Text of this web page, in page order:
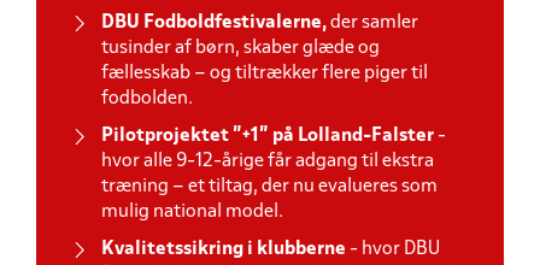
DBU Fodboldfestivalerne, der samler
tusinder af børn, skaber glæde og
fællesskab – og tiltrækker flere piger til
fodbolden.
Pilotprojektet ”+1” på Lolland-Falster -
hvor alle 9-12-årige får adgang til ekstra
træning – et tiltag, der nu evalueres som
mulig national model.
Kvalitetssikring i klubberne - hvor DBU